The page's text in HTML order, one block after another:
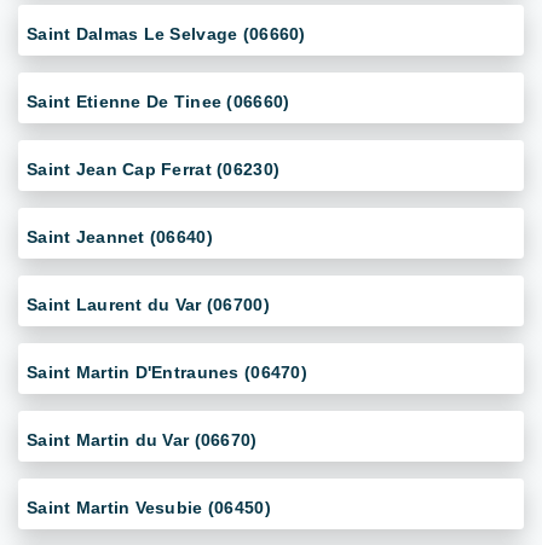
Saint Dalmas Le Selvage (06660)
Saint Etienne De Tinee (06660)
Saint Jean Cap Ferrat (06230)
Saint Jeannet (06640)
Saint Laurent du Var (06700)
Saint Martin D'Entraunes (06470)
Saint Martin du Var (06670)
Saint Martin Vesubie (06450)